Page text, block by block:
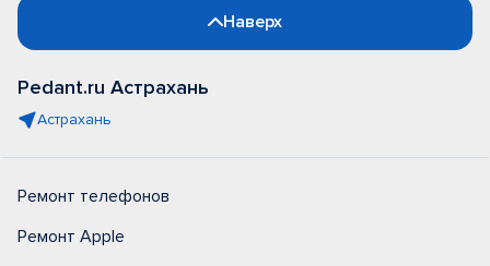
Наверх
Pedant.ru Астрахань
Астрахань
Ремонт телефонов
Ремонт Apple